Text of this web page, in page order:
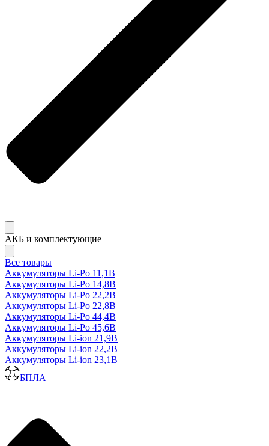
АКБ и комплектующие
Все товары
Аккумуляторы Li-Po 11,1В
Аккумуляторы Li-Po 14,8В
Аккумуляторы Li-Po 22,2В
Аккумуляторы Li-Po 22,8В
Аккумуляторы Li-Po 44,4В
Аккумуляторы Li-Po 45,6В
Аккумуляторы Li-ion 21,9В
Аккумуляторы Li-ion 22,2В
Аккумуляторы Li-ion 23,1В
БПЛА